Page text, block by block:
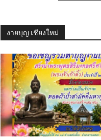
งายบุญ เชียงใหม่